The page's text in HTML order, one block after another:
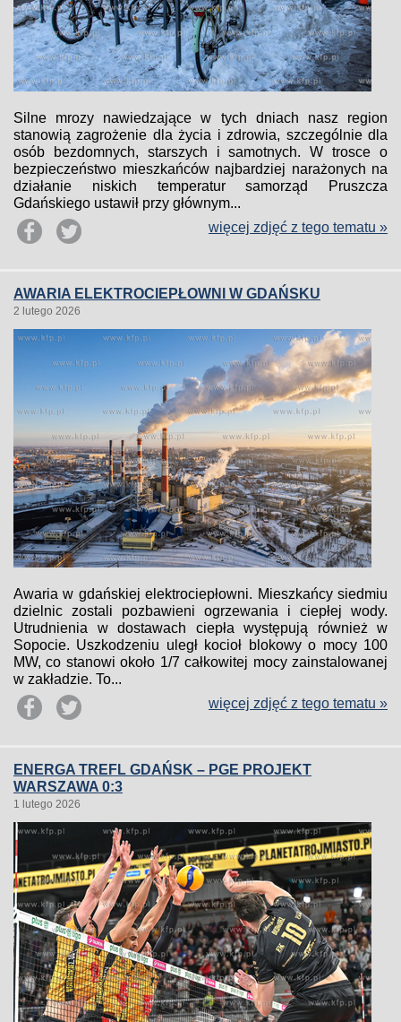
Silne mrozy nawiedzające w tych dniach nasz region
stanowią zagrożenie dla życia i zdrowia, szczególnie dla
osób bezdomnych, starszych i samotnych. W trosce o
bezpieczeństwo mieszkańców najbardziej narażonych na
działanie niskich temperatur samorząd Pruszcza
Gdańskiego ustawił przy głównym...
więcej zdjęć z tego tematu »
AWARIA ELEKTROCIEPŁOWNI W GDAŃSKU
2 lutego 2026
Awaria w gdańskiej elektrociepłowni. Mieszkańcy siedmiu
dzielnic zostali pozbawieni ogrzewania i ciepłej wody.
Utrudnienia w dostawach ciepła występują również w
Sopocie. Uszkodzeniu uległ kocioł blokowy o mocy 100
MW, co stanowi około 1/7 całkowitej mocy zainstalowanej
w zakładzie. To...
więcej zdjęć z tego tematu »
ENERGA TREFL GDAŃSK – PGE PROJEKT
WARSZAWA 0:3
1 lutego 2026